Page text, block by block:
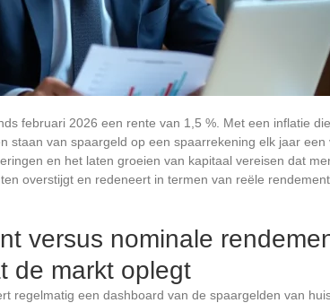
februari 2026 een rente van 1,5 %. Met een inflatie
staan van spaargeld op een spaarrekening elk jaar een
en het laten groeien van kapitaal vereisen dat
overstijgt en redeneert in termen van reële
versus nominale
de markt oplegt
regelmatig een dashboard van de spaargelden van